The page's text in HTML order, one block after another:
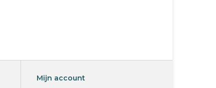
voerbak tijdens het voeren van graan
Mijn account